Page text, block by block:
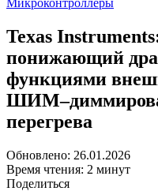
Микроконтроллеры
Texas
понижающий
функциями
перегрева
Обновлено: 26.01.2026
Время чтения: 2 минут
Поделиться